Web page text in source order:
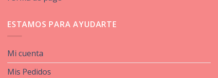
ESTAMOS PARA AYUDARTE
Mi cuenta
Mis Pedidos